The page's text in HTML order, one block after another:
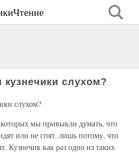
слухом?
слухом?
мы привыкли думать, что
или не спят, лишь потому, что
Кузнечик как раз одно из таких